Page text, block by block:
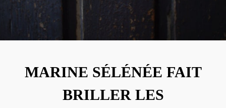
29
OCTOBRE
2020
À LA DÉCOUVERTE DU
HUMAN DESIGN AVEC
30
ADELINE ANGER, CELLE QUI
QUITTA INSTA
MARINE SÉLÉNÉE FAIT
BRILLER LES